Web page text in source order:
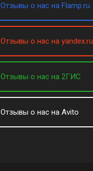
Отзывы о нас на Flamp.ru
Отзывы о нас на yandex.ru
Отзывы о нас на 2ГИС
Отзывы о нас на Avito